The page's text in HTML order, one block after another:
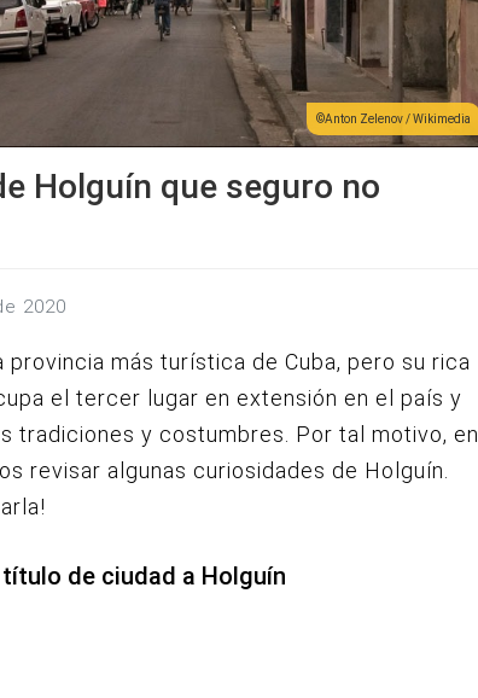
Anton Zelenov / Wikimedia
Holguín que seguro no
2020
provincia más turística de Cuba, pero su rica
el tercer lugar en extensión en el país y
tradiciones y costumbres. Por tal motivo, en
revisar algunas curiosidades de Holguín.
de ciudad a Holguín